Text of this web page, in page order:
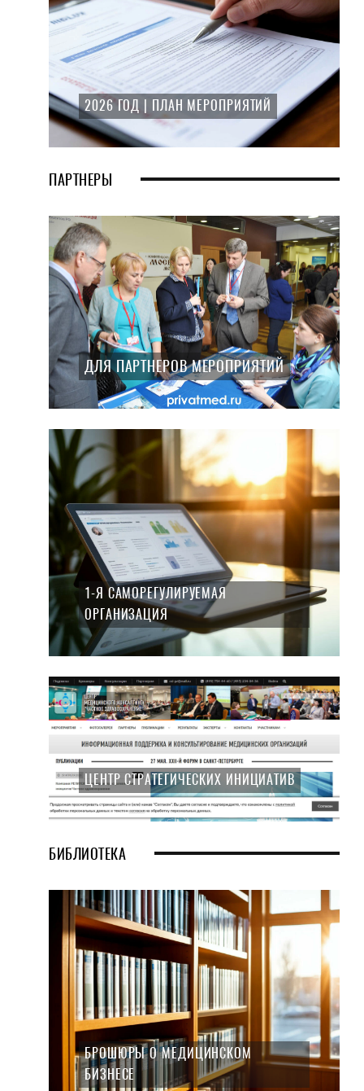
2026 ГОД | ПЛАН МЕРОПРИЯТИЙ
ПАРТНЕРЫ
ДЛЯ ПАРТНЕРОВ МЕРОПРИЯТИЙ
1-Я САМОРЕГУЛИРУЕМАЯ
ОРГАНИЗАЦИЯ
ЦЕНТР СТРАТЕГИЧЕСКИХ ИНИЦИАТИВ
БИБЛИОТЕКА
БРОШЮРЫ О МЕДИЦИНСКОМ
БИЗНЕСЕ